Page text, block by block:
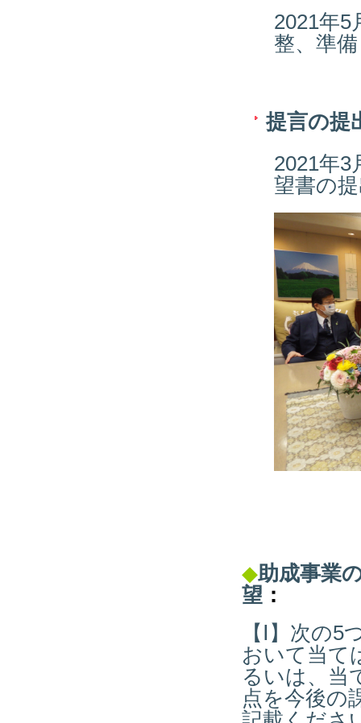
2021年
整、準備
提言の提
2021年
望書の
◆助成事業
望 ：
【Ⅰ】次の
おいて当て
るいは、当
点を今後の